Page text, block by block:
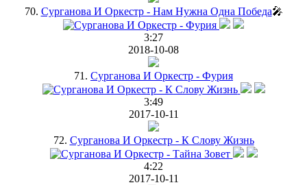
70. Сурганова И Оркестр - Нам Нужна Одна Победа🎤
3:27
2018-10-08
71. Сурганова И Оркестр - Фурия
3:49
2017-10-11
72. Сурганова И Оркестр - К Слову Жизнь
4:22
2017-10-11